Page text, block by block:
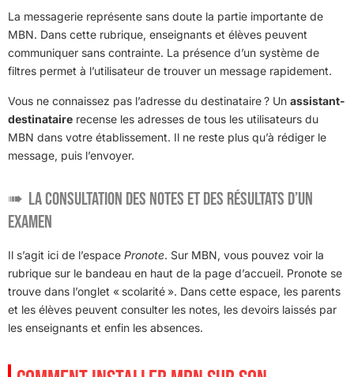
La messagerie représente sans doute la partie importante de
MBN. Dans cette rubrique, enseignants et élèves peuvent
communiquer sans contrainte. La présence d’un système de
filtres permet à l’utilisateur de trouver un message rapidement.
Vous ne connaissez pas l’adresse du destinataire ? Un assistant-
destinataire recense les adresses de tous les utilisateurs du
MBN dans votre établissement. Il ne reste plus qu’à rédiger le
message, puis l’envoyer.
La consultation des notes et des résultats d’un
examen
Il s’agit ici de l’espace Pronote. Sur MBN, vous pouvez voir la
rubrique sur le bandeau en haut de la page d’accueil. Pronote se
trouve dans l’onglet « scolarité ». Dans cette espace, les parents
et les élèves peuvent consulter les notes, les devoirs laissés par
les enseignants et enfin les absences.